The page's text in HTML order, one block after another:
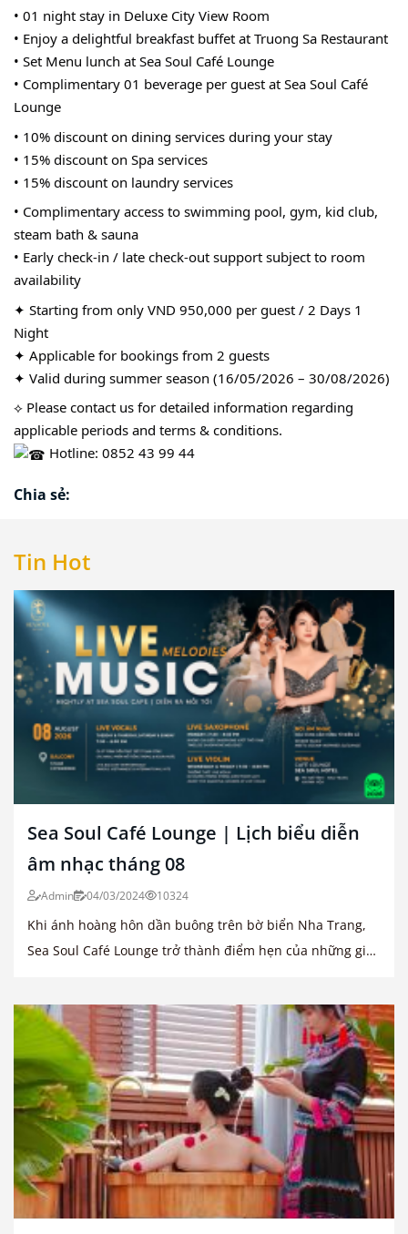
• 01 night stay in Deluxe City View Room
• Enjoy a delightful breakfast buffet at Truong Sa Restaurant
• Set Menu lunch at Sea Soul Café Lounge
• Complimentary 01 beverage per guest at Sea Soul Café
Lounge
• 10% discount on dining services during your stay
• 15% discount on Spa services
• 15% discount on laundry services
• Complimentary access to swimming pool, gym, kid club,
steam bath & sauna
• Early check-in / late check-out support subject to room
availability
✦ Starting from only VND 950,000 per guest / 2 Days 1
Night
✦ Applicable for bookings from 2 guests
✦ Valid during summer season (16/05/2026 – 30/08/2026)
⟡ Please contact us for detailed information regarding
applicable periods and terms & conditions.
Hotline: 0852 43 99 44
Chia sẻ:
Tin Hot
Sea Soul Café Lounge | Lịch biểu diễn
âm nhạc tháng 08
Admin 04/03/2024 10324
Khi ánh hoàng hôn dần buông trên bờ biển Nha Trang,
Sea Soul Café Lounge trở thành điểm hẹn của những giai